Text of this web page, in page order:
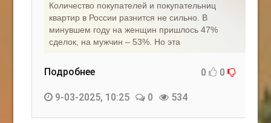
Edgarpo26@gmail.com
axin.ed@yandex.ru
Eltaro-Vrn.ru
@Edgarpo36
Количество покупателей и покупательниц
квартир в России разнится не сильно. В
минувшем году на женщин пришлось 47%
сделок, на мужчин – 53%. Но эта
Подробнее 0 0
9-03-2025, 10:25 0 534